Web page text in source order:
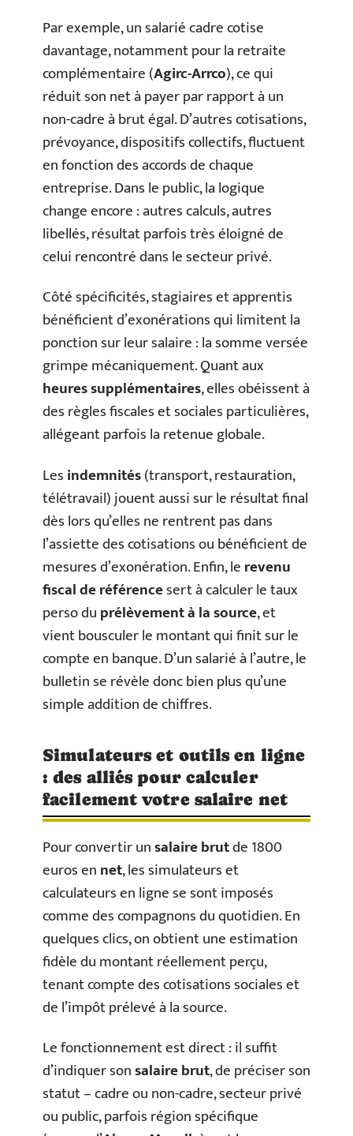
Par exemple, un salarié cadre cotise
davantage, notamment pour la retraite
complémentaire (Agirc-Arrco), ce qui
réduit son net à payer par rapport à un
non-cadre à brut égal. D’autres cotisations,
prévoyance, dispositifs collectifs, fluctuent
en fonction des accords de chaque
entreprise. Dans le public, la logique
change encore : autres calculs, autres
libellés, résultat parfois très éloigné de
celui rencontré dans le secteur privé.
Côté spécificités, stagiaires et apprentis
bénéficient d’exonérations qui limitent la
ponction sur leur salaire : la somme versée
grimpe mécaniquement. Quant aux
heures supplémentaires, elles obéissent à
des règles fiscales et sociales particulières,
allégeant parfois la retenue globale.
Lesindemnités(transport, restauration,
télétravail) jouent aussi sur le résultat final
dès lors qu’elles ne rentrent pas dans
l’assiette des cotisations ou bénéficient de
mesures d’exonération. Enfin, lerevenu
fiscal de référencesert à calculer le taux
perso duprélèvement à la source, et
vient bousculer le montant qui finit sur le
compte en banque. D’un salarié à l’autre, le
bulletin se révèle donc bien plus qu’une
simple addition de chiffres.
Simulateurs et outils en ligne
: des alliés pour calculer
facilement votre salaire net
Pour convertir unsalaire brutde 1800
euros ennet, les simulateurs et
calculateurs en ligne se sont imposés
comme des compagnons du quotidien. En
quelques clics, on obtient une estimation
fidèle du montant réellement perçu,
tenant compte des cotisations sociales et
de l’impôt prélevé à la source.
Le fonctionnement est direct : il suffit
d’indiquer sonsalaire brut, de préciser son
statut – cadre ou non-cadre, secteur privé
ou public, parfois région spécifique